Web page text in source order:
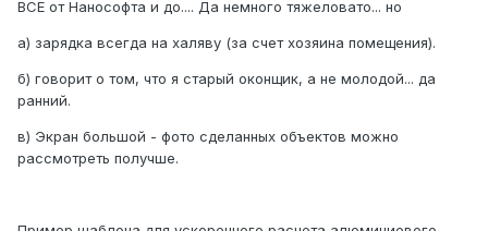
ВСЕ от Нанософта и до.... Да немного тяжеловато... но
а) зарядка всегда на халяву (за счет хозяина помещения).
б) говорит о том, что я старый оконщик, а не молодой... да
ранний.
в) Экран большой - фото сделанных объектов можно
рассмотреть получше.